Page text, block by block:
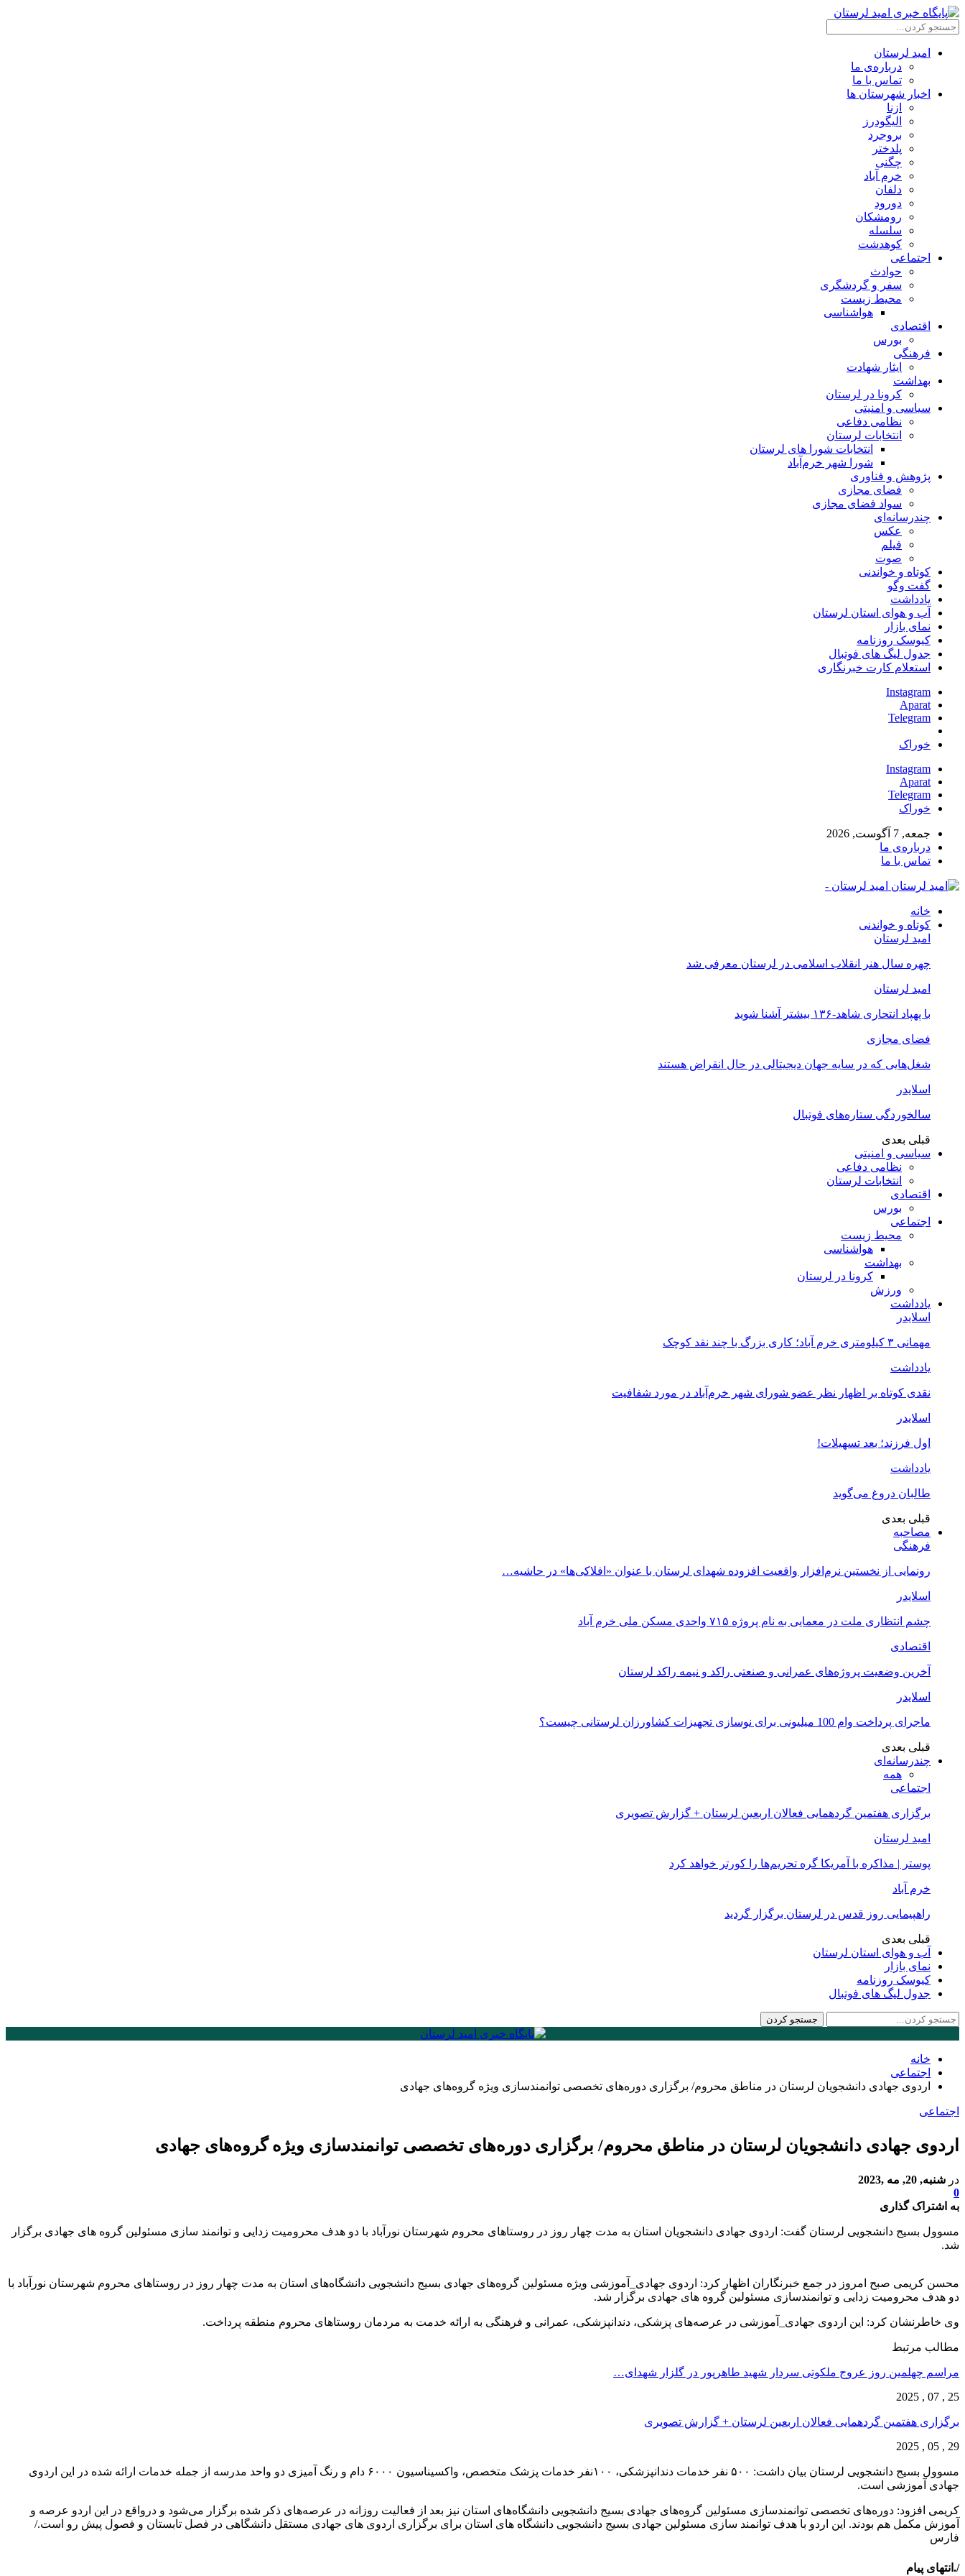
امید لرستان
درباره‌ی ما
تماس با ما
اخبار شهرستان ها
ازنا
الیگودرز
بروجرد
پلدختر
چگنی
خرم آباد
دلفان
دورود
رومشکان
سلسله
کوهدشت
اجتماعی
حوادث
سفر و گردشگری
محیط زیست
هواشناسی
اقتصادی
بورس
فرهنگی
ایثار شهادت
بهداشت
کرونا در لرستان
سیاسی و امنیتی
نظامی دفاعی
انتخابات لرستان
انتخابات شورا های لرستان
شورا شهر خرم‌آباد
پژوهش و فناوری
فضای مجازی
سواد فضای مجازی
چندرسانه‌ای
عكس
فیلم
صوت
کوتاه و خواندنی
گفت وگو
یادداشت
آب و هوای استان لرستان
نمای بازار
کیوسک روزنامه
جدول لیگ های فوتبال
استعلام کارت خبرنگاری
Instagram
Aparat
Telegram
خوراک
Instagram
Aparat
Telegram
خوراک
جمعه, 7 آگوست, 2026
درباره‌ی ما
تماس با ما
امید لرستان -
خانه
کوتاه و خواندنی
امید لرستان
چهره سال هنر انقلاب اسلامی در لرستان معرفی شد
امید لرستان
با پهپاد انتحاری شاهد-۱۳۶ بیشتر آشنا شوید
فضای مجازی
شغل‌‌هایی که در سایه جهان دیجیتالی در حال انقراض هستند
اسلایدر
سالخوردگی ستاره‌های فوتبال
قبلی بعدی
سیاسی و امنیتی
نظامی دفاعی
انتخابات لرستان
اقتصادی
بورس
اجتماعی
محیط زیست
هواشناسی
بهداشت
کرونا در لرستان
ورزش
یادداشت
اسلایدر
مهمانی ۳ کیلومتری خرم آباد؛ کاری بزرگ با چند نقد کوچک
یادداشت
نقدی کوتاه بر اظهار نظر عضو شورای شهر خرم‌آباد در مورد شفافیت
اسلایدر
اول فرزند؛ بعد تسهیلات!
یادداشت
طالبان دروغ می‌گوید
قبلی بعدی
مصاحبه
فرهنگی
رونمایی از نخستین نرم‌افزار واقعیت افزوده شهدای لرستان با عنوان «افلاکی‌ها» در حاشیه…
اسلایدر
چشم انتظاری ملت در معمایی به نام پروژه ۷۱۵ واحدی مسکن ملی خرم آباد
اقتصادی
آخرین وضعیت پروژه‌های عمرانی و صنعتی راکد و نیمه راکد لرستان
اسلایدر
ماجرای پرداخت وام 100 میلیونی برای نوسازی تجهیزات کشاورزان لرستانی چیست؟
قبلی بعدی
چندرسانه‌ای
همه
اجتماعی
برگزاری هفتمین گردهمایی فعالان اربعین لرستان + گزارش تصویری
امید لرستان
پوستر | مذاکره با آمریکا گره تحریم‌ها را کورتر خواهد کرد
خرم آباد
راهپیمایی روز قدس در لرستان برگزار گردید
قبلی بعدی
آب و هوای استان لرستان
نمای بازار
کیوسک روزنامه
جدول لیگ های فوتبال
خانه
اجتماعی
اردوی جهادی دانشجویان لرستان در مناطق محروم/ برگزاری دوره‌های تخصصی توانمندسازی ویژه گروه‌های جهادی
اجتماعی
اردوی جهادی دانشجویان لرستان در مناطق محروم/ برگزاری دوره‌های تخصصی توانمندسازی ویژه گروه‌های جهادی
در شنبه, 20, مه ,2023
0
به اشتراک گذاری
مسوول بسیج دانشجویی لرستان گفت: اردوی جهادی دانشجویان استان به مدت چهار روز در روستاهای محروم شهرستان نورآباد با دو هدف محرومیت زدایی و توانمند سازی مسئولین گروه های جهادی برگزار
شد.
محسن کریمی صبح امروز در جمع خبرنگاران اظهار کرد: اردوی جهادی_آموزشی ویژه مسئولین گروه‌های جهادی بسیج دانشجویی دانشگاه‌های استان به مدت چهار روز در روستاهای محروم شهرستان نورآباد با
دو هدف محرومیت زدایی و توانمندسازی مسئولین گروه های جهادی برگزار شد.
وی خاطرنشان کرد: این اردوی جهادی_آموزشی در عرصه‌های پزشکی، دندانپزشکی، عمرانی و فرهنگی به ارائه خدمت به مردمان روستاهای محروم منطقه پرداخت.
مطالب مرتبط
مراسم چهلمین روز عروج ملکوتی سردار شهید طاهرپور در گلزار شهدای…
25 , 07 , 2025
برگزاری هفتمین گردهمایی فعالان اربعین لرستان + گزارش تصویری
29 , 05 , 2025
مسوول بسیج دانشجویی لرستان بیان داشت: ۵٠٠ نفر خدمات دندانپزشکی، ۱٠٠نفر خدمات پزشک متخصص، واکسیناسیون ۶۰۰۰ دام و رنگ آمیزی دو واحد مدرسه از جمله خدمات ارائه شده در این اردوی
جهادی آموزشی است.
کریمی افزود: دوره‌های تخصصی توانمندسازی مسئولین گروه‌های جهادی بسیج دانشجویی دانشگاه‌های استان نیز بعد از فعالیت روزانه در عرصه‌های ذکر شده برگزار می‌شود و درواقع در این اردو عرصه و
آموزش مکمل هم بودند. این اردو با هدف توانمند سازی مسئولین جهادی بسیج دانشجویی دانشگاه های استان برای برگزاری اردوی های جهادی مستقل دانشگاهی در فصل تابستان و فصول پیش رو است./
فارس
/.انتهای پیام